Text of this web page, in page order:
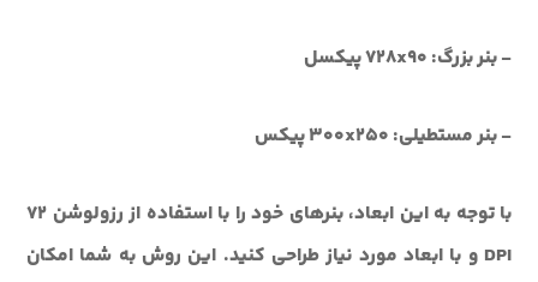
- بنر بزرگ: 728x90 پیکسل
- بنر مستطیلی: 300x250 پیکس
با توجه به این ابعاد، بنرهای خود را با استفاده از رزولوشن 72
DPI و با ابعاد مورد نیاز طراحی کنید. این روش به شما امکان